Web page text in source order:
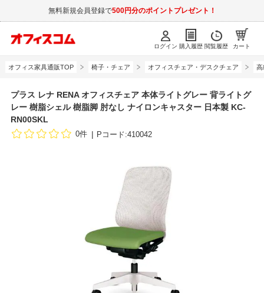
無料新規会員登録で500円分のポイントプレゼント！
ログイン 購入履歴 閲覧履歴 カート
オフィス家具通販TOP 椅子・チェア オフィスチェア・デスクチェア 高
プラス レナ RENA オフィスチェア 本体ライトグレー 背ライトグ
レー 樹脂シェル 樹脂脚 肘なし ナイロンキャスター 日本製 KC-
RN00SKL
0件 Pコード:410042